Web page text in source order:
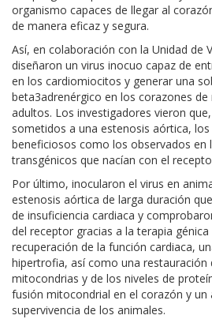
organismo capaces de llegar al
de manera eficaz y segura.
Así, en colaboración con la Unidad de
diseñaron un virus inocuo capaz de
en los cardiomiocitos y generar una
beta3adrenérgico en los corazones
adultos. Los investigadores vieron
sometidos a una estenosis aórtica,
beneficiosos como los observados en
transgénicos que nacían con el
Por último, inocularon el virus en
estenosis aórtica de larga duración
de insuficiencia cardiaca y
del receptor gracias a la terapia
recuperación de la función cardiaca,
hipertrofia, así como una restauración
mitocondrias y de los niveles de
fusión mitocondrial en el corazón y un
supervivencia de los animales.